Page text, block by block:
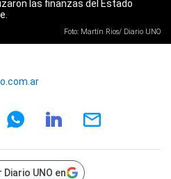
las finanzas del Estado
Foto: Martín Rios/ Diario UNO
UNO en